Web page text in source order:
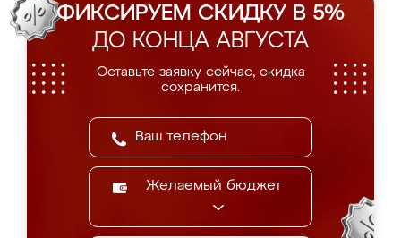
ФИКСИРУЕМ СКИДКУ В 5%
ДО КОНЦА АВГУСТА
Оставьте заявку сейчас, скидка
сохранится.
Желаемый бюджет